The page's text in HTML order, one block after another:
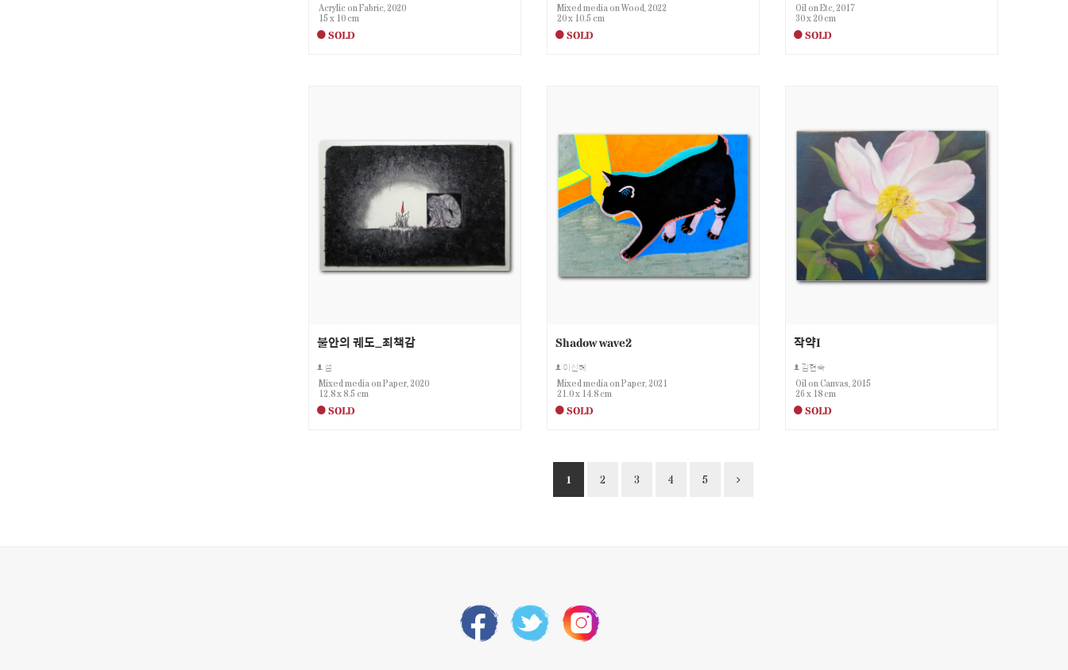
Acrylic on Fabric, 2020
15 x 10 cm
SOLD
Mixed media on Wood, 2022
20 x 10.5 cm
SOLD
Oil on Etc, 2017
30 x 20 cm
SOLD
불안의 궤도_죄책감
섬
Mixed media on Paper, 2020
12.8 x 8.5 cm
SOLD
Shadow wave2
이신혜
Mixed media on Paper, 2021
21.0 x 14.8 cm
SOLD
작약I
김현숙
Oil on Canvas, 2015
26 x 18 cm
SOLD
1 2 3 4 5